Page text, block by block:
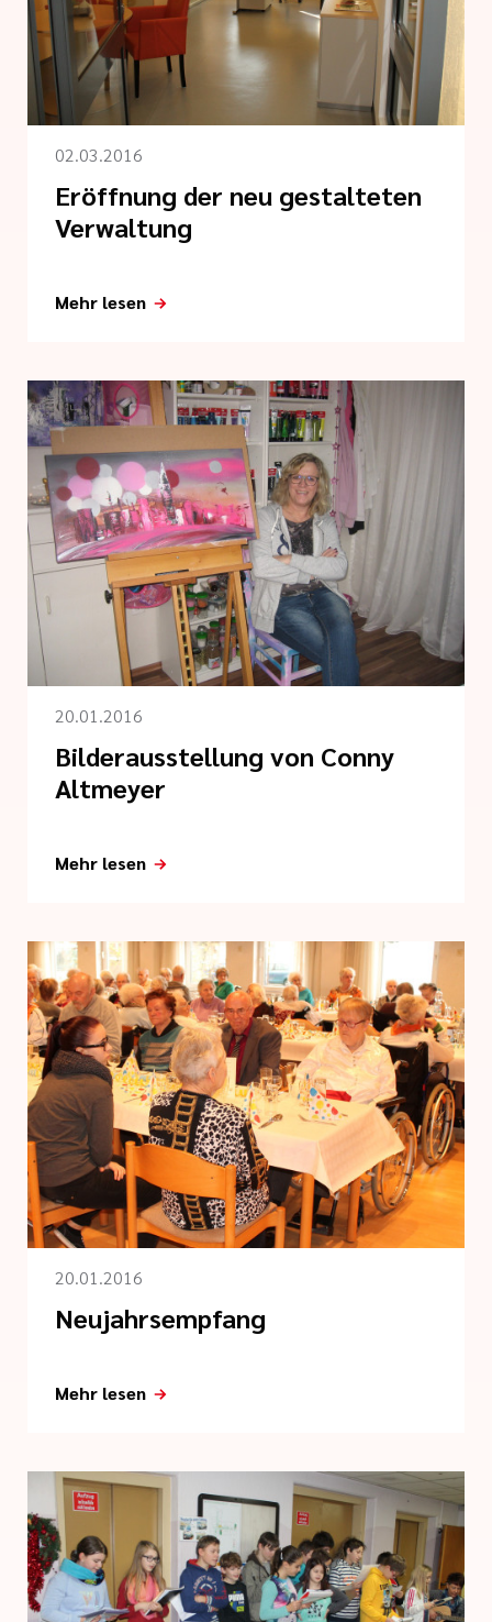
der cts
02.03.2016
Eröffnung der neu gestalteten
Verwaltung
Mehr lesen
20.01.2016
Bilderausstellung von Conny
Altmeyer
Mehr lesen
20.01.2016
Neujahrsempfang
Mehr lesen